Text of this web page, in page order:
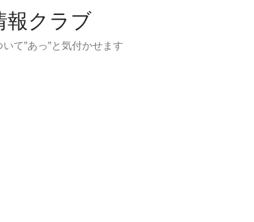
報クラブ
て”あっ”と気付かせます